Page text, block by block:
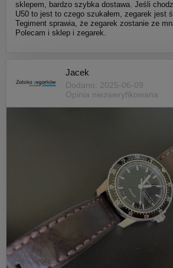
sklepem, bardzo szybka dostawa. Jeśli
U50 to jest to czego szukałem, zegarek jest
Tegiment sprawia, że zegarek zostanie ze
Polecam i sklep i zegarek.
Jacek
Dodano: 2025-06-09
Opinia niezweryfikowana